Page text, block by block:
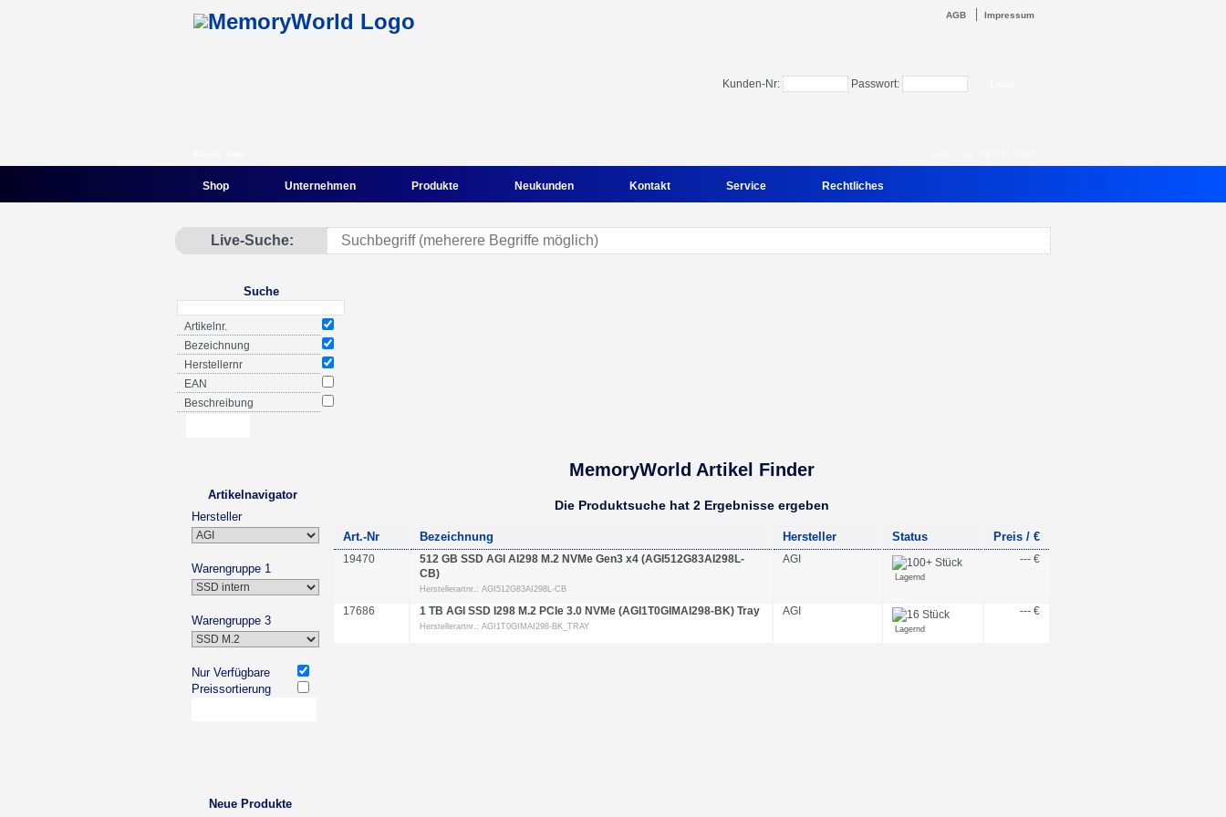
AGB Impressum
Kunden-Nr: Passwort:
Shop Unternehmen Produkte Neukunden Kontakt Service Rechtliches
Live-Suche:
Suche
Artikelnr.
Bezeichnung
Herstellernr
EAN
Beschreibung
Artikelnavigator
Hersteller
Warengruppe 1
Warengruppe 3
Nur Verfügbare
Preissortierung
Neue Produkte
MemoryWorld Artikel Finder
Die Produktsuche hat 2 Ergebnisse ergeben
Art.-Nr Bezeichnung Hersteller Status Preis / €
19470
512 GB SSD AGI AI298 M.2 NVMe Gen3 x4 (AGI512G83AI298L-
CB)
Herstellerartnr.: AGI512G83AI298L-CB
AGI
Lagernd
--- €
17686 1 TB AGI SSD I298 M.2 PCIe 3.0 NVMe (AGI1T0GIMAI298-BK) Tray
Herstellerartnr.: AGI1T0GIMAI298-BK_TRAY
AGI
Lagernd
--- €